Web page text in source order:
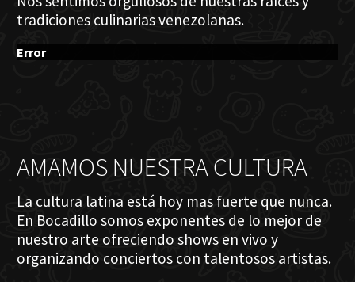
tradiciones culinarias venezolanas.
Error
AMAMOS NUESTRA CULTURA
La cultura latina está hoy mas fuerte que nunca.
En Bocadillo somos exponentes de lo mejor de
nuestro arte ofreciendo shows en vivo y
organizando conciertos con talentosos artistas.